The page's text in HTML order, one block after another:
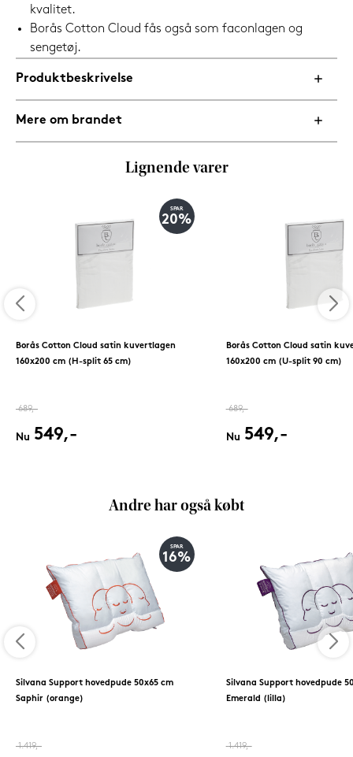
kvalitet.
Borås Cotton Cloud fås også som faconlagen og
sengetøj.
Produktbeskrivelse
Mere om brandet
Lignende varer
SPAR
20%
Borås Cotton Cloud satin kuvertlagen
160x200 cm (H-split 65 cm)
689,-
Nu 549,-
Borås Cotton Cloud satin
160x200 cm (U-split 90 cm)
689,-
Nu 549,-
Andre har også købt
SPAR
16%
Silvana Support hovedpude 50x65 cm
Saphir (orange)
1.419,-
Silvana Support hovedpude
Emerald (lilla)
1.419,-